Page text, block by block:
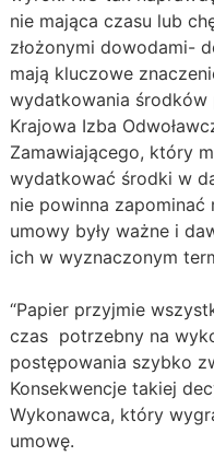
nie mająca czasu lub
złożonymi dowodami-
mają kluczowe
wydatkowania środków
Krajowa Izba
Zamawiającego, który
wydatkować środki w
nie powinna
umowy były ważne i
ich w wyznaczonym
“Papier przyjmie
czas potrzebny na
postępowania szybko
Konsekwencje takiej
Wykonawca, który
umowę.